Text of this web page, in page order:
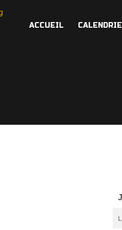
ACCUEIL